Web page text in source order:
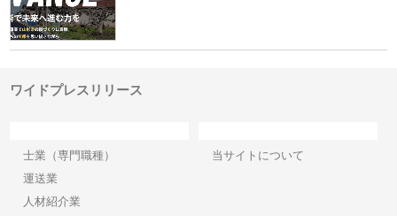
ワイドプレスリリース
士業（専門職種）
運送業
人材紹介業
当サイトについて